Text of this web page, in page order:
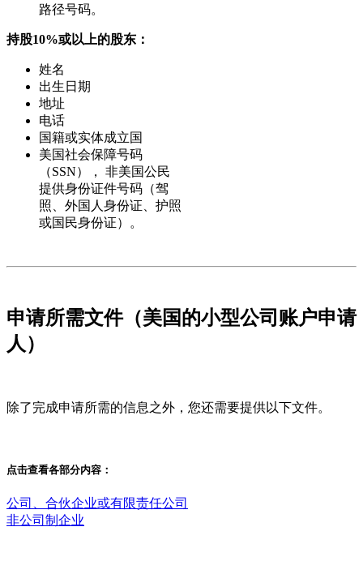
路径号码。
持股10%或以上的股东：
姓名
出生日期
地址
电话
国籍或实体成立国
美国社会保障号码
（SSN）， 非美国公民
提供身份证件号码（驾
照、外国人身份证、护照
或国民身份证）。
申请所需文件（美国的小型公司账户申请
人）
除了完成申请所需的信息之外，您还需要提供以下文件。
点击查看各部分内容：
公司、合伙企业或有限责任公司
非公司制企业